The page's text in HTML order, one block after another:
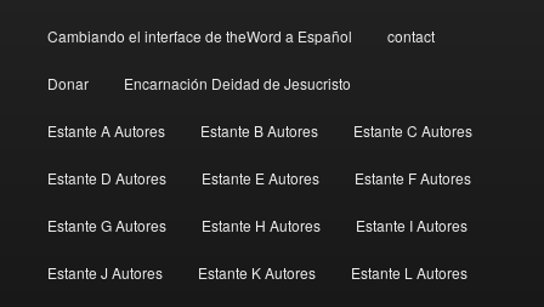
Cambiando el interface de theWord a Español contact
Donar Encarnación Deidad de Jesucristo
Estante A Autores Estante B Autores Estante C Autores
Estante D Autores Estante E Autores Estante F Autores
Estante G Autores Estante H Autores Estante I Autores
Estante J Autores Estante K Autores Estante L Autores